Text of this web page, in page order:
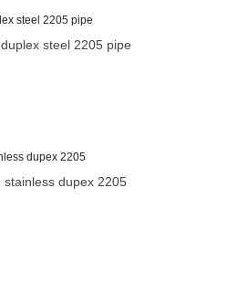
duplex steel 2205 pipe
stainless dupex 2205